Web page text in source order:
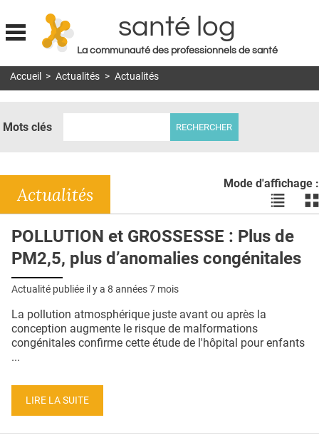
Jump to navigation
santé log
La communauté des professionnels de santé
MON COMPTE
DOSSIERS
RÉSEAUX
E-REVUE SAD
QUI SOMMES-NOUS ?
Accueil > Actualités > Actualités
Mots clés
Mode d'affichage :
Voir
les
en
liste
les
Actualités
POLLUTION et GROSSESSE : Plus de
PM2,5, plus d’anomalies congénitales
Actualité publiée il y a 8 années 7 mois
La pollution atmosphérique juste avant ou après la
conception augmente le risque de malformations
congénitales confirme cette étude de l'hôpital pour enfants
...
LIRE LA SUITE